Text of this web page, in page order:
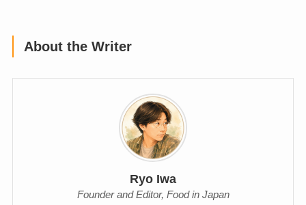
About the Writer
Ryo Iwa
Founder and Editor, Food in Japan